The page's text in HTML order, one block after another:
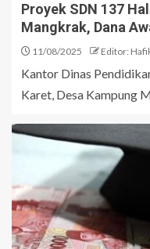
Proyek SDN 137
Mangkrak, Dana
11/08/2025 Editor:
Kantor Dinas
Karet, Desa Kampung